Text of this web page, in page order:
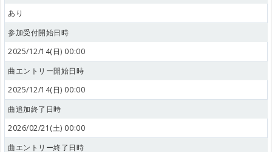
あり
参加受付開始日時
2025/12/14(日) 00:00
曲エントリー開始日時
2025/12/14(日) 00:00
曲追加終了日時
2026/02/21(土) 00:00
曲エントリー終了日時